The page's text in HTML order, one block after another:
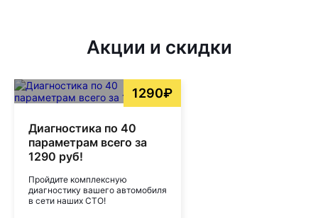
Акции и скидки
1290₽
Диагностика по 40
параметрам всего за
1290 руб!
Пройдите комплексную
диагностику вашего автомобиля
в сети наших СТО!